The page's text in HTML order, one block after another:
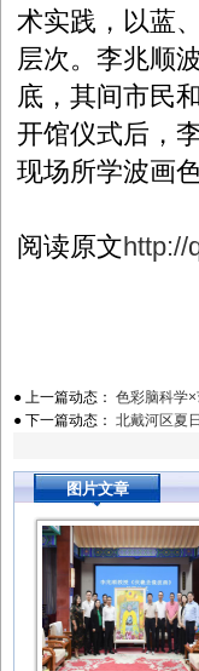
术实践，以蓝
层次。李兆顺
底，其间市民
开馆仪式后，
现场所学波画
阅读原文http://
● 上一篇动态： 色彩脑科学
● 下一篇动态： 北戴河区夏
图片文章